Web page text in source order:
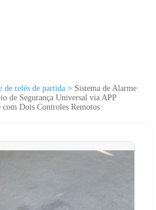
de relés de partida > Sistema de Alarme
de Segurança Universal via APP
Dois Controles Remotos